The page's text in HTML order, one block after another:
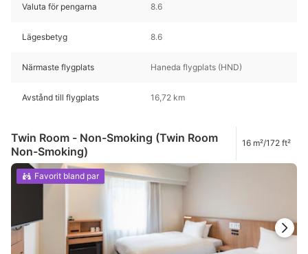
Valuta för pengarna 8.6
Lägesbetyg 8.6
Närmaste flygplats Haneda flygplats (HND)
Avstånd till flygplats 16,72 km
Twin Room - Non-Smoking (Twin Room
Non-Smoking)
16 m²/172 ft²
Favorit bland par